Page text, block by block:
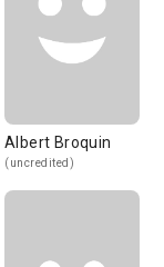
Albert Broquin
(uncredited)